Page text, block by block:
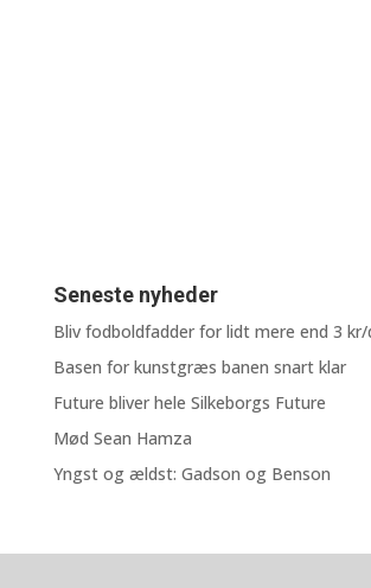
Seneste nyheder
Bliv fodboldfadder for lidt mere end 3
Basen for kunstgræs banen snart klar
Future bliver hele Silkeborgs Future
Mød Sean Hamza
Yngst og ældst: Gadson og Benson